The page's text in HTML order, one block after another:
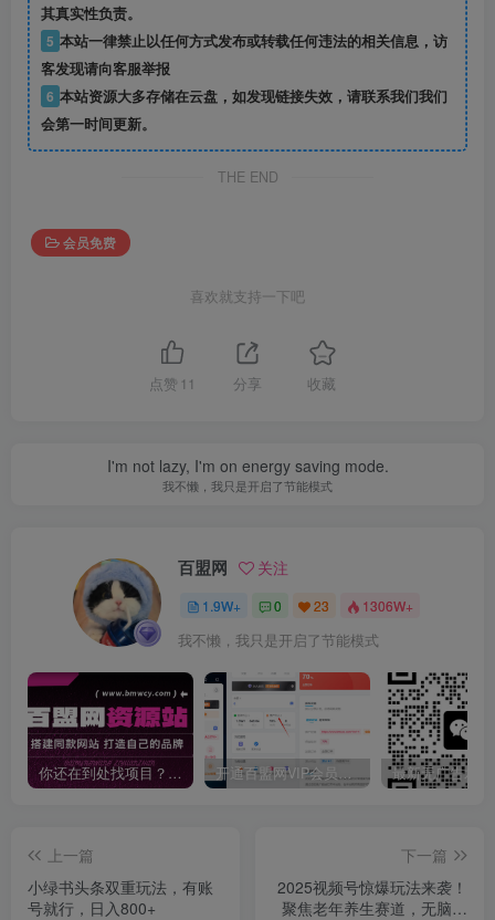
其真实性负责。
5 本站一律禁止以任何方式发布或转载任何违法的相关信息，访
客发现请向客服举报
6 本站资源大多存储在云盘，如发现链接失效，请联系我们我们
会第一时间更新。
THE END
会员免费
喜欢就支持一下吧
点赞 11 分享 收藏
I'm not lazy, I'm on energy saving mode.
我不懒，我只是开启了节能模式
百盟网 关注
1.9W+ 0 23 1306W+
我不懒，我只是开启了节能模式
你还在到处找项目？还在当韭菜？我靠卖项目一个月收入5万+，曾经我也是个失败者。 开通百盟网VIP会员，尊享全站资源免费下载，享70%的推广提成！！【限时五折优惠】
上一篇
小绿书头条双重玩法，有账
号就行，日入800+
下一篇
2025视频号惊爆玩法来袭！
聚焦老年养生赛道，无脑搬